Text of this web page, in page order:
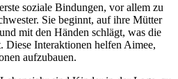
soziale Bindungen, vor allem zu
Sie beginnt, auf ihre Mütter
mit den Händen schlägt, was die
Diese Interaktionen helfen Aimee,
aufzubauen.